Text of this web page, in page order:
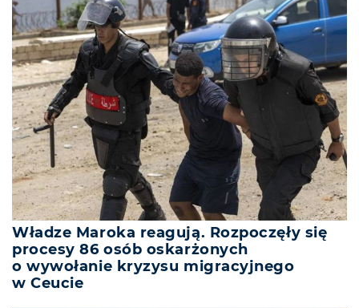
Władze Maroka reagują. Rozpoczęły się
procesy 86 osób oskarżonych
o wywołanie kryzysu migracyjnego
w Ceucie